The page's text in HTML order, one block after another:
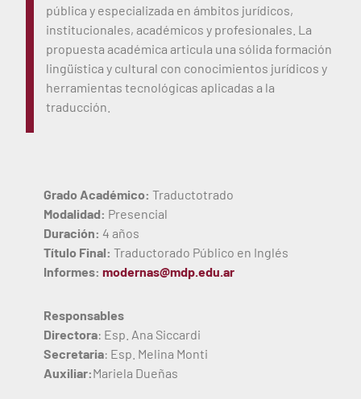
pública y especializada en ámbitos jurídicos,
institucionales, académicos y profesionales. La
propuesta académica articula una sólida formación
lingüística y cultural con conocimientos jurídicos y
herramientas tecnológicas aplicadas a la
traducción.
Grado Académico: Traductotrado
Modalidad: Presencial
Duración: 4 años
Título Final: Traductorado Público en Inglés
Informes: modernas@mdp.edu.ar
Responsables
Directora: Esp. Ana Siccardi
Secretaria: Esp. Melina Monti
Auxiliar:Mariela Dueñas